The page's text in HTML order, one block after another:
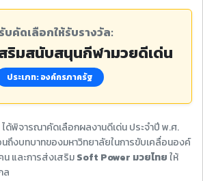
บคัดเลือกให้รับรางวัล:
สริมสนับสนุนกีฬามวยดีเด่น
ประเภท: องค์กรภาครัฐ
ได้พิจารณาคัดเลือกผลงานดีเด่น ประจำปี พ.ศ.
ถึงบทบาทของมหาวิทยาลัยในการขับเคลื่อนองค์
และการส่งเสริมSoft Power มวยไทยให้
ล